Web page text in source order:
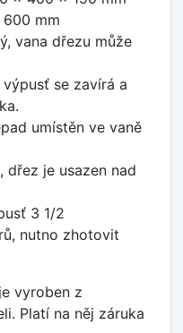
600 mm
vana dřezu může
se zavírá a
umístěn ve vaně
dřez je usazen nad
3 1/2
nutno zhotovit
vyroben z
Platí na něj záruka